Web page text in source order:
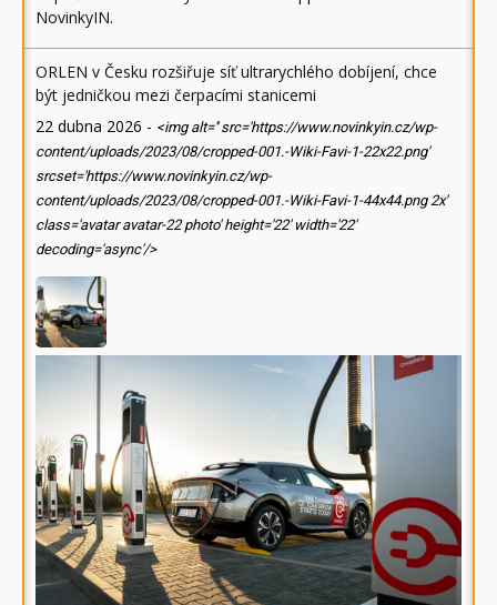
NovinkyIN.
ORLEN v Česku rozšiřuje síť ultrarychlého dobíjení, chce
být jedničkou mezi čerpacími stanicemi
22 dubna 2026 - <img alt='' src='https://www.novinkyin.cz/wp-
content/uploads/2023/08/cropped-001.-Wiki-Favi-1-22x22.png'
srcset='https://www.novinkyin.cz/wp-
content/uploads/2023/08/cropped-001.-Wiki-Favi-1-44x44.png 2x'
class='avatar avatar-22 photo' height='22' width='22'
decoding='async'/>